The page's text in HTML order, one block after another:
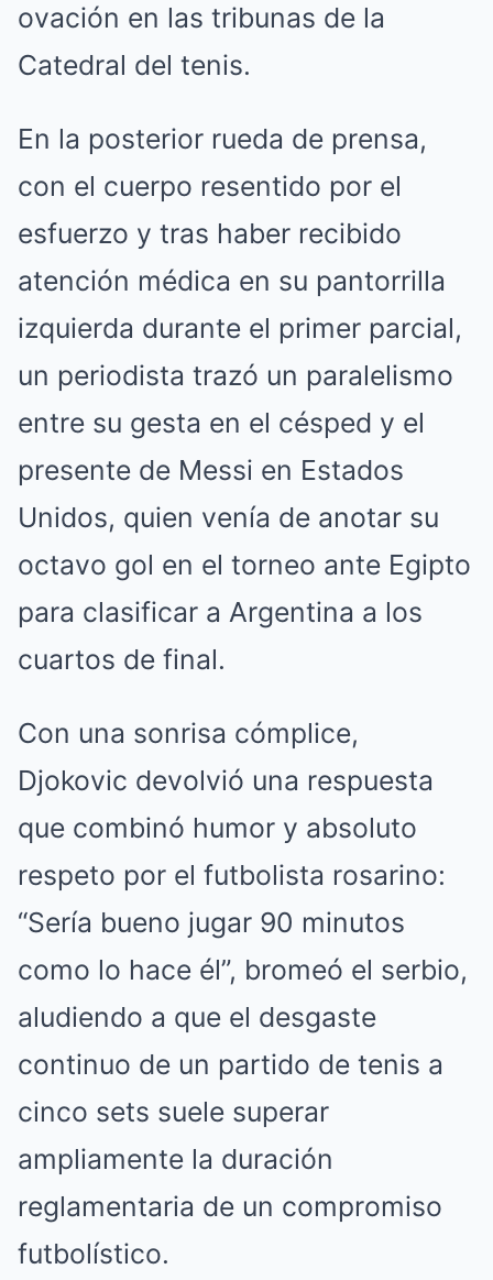
ovación en las tribunas de la
Catedral del tenis.
En la posterior rueda de prensa,
con el cuerpo resentido por el
esfuerzo y tras haber recibido
atención médica en su pantorrilla
izquierda durante el primer parcial,
un periodista trazó un paralelismo
entre su gesta en el césped y el
presente de Messi en Estados
Unidos, quien venía de anotar su
octavo gol en el torneo ante Egipto
para clasificar a Argentina a los
cuartos de final.
Con una sonrisa cómplice,
Djokovic devolvió una respuesta
que combinó humor y absoluto
respeto por el futbolista rosarino:
“Sería bueno jugar 90 minutos
como lo hace él”, bromeó el serbio,
aludiendo a que el desgaste
continuo de un partido de tenis a
cinco sets suele superar
ampliamente la duración
reglamentaria de un compromiso
futbolístico.